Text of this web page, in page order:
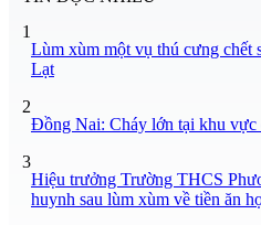
1
Lùm xùm một vụ thú cưng chết
Lạt
2
Đồng Nai: Cháy lớn tại khu vực
3
Hiệu trưởng Trường THCS
huynh sau lùm xùm về tiền ăn